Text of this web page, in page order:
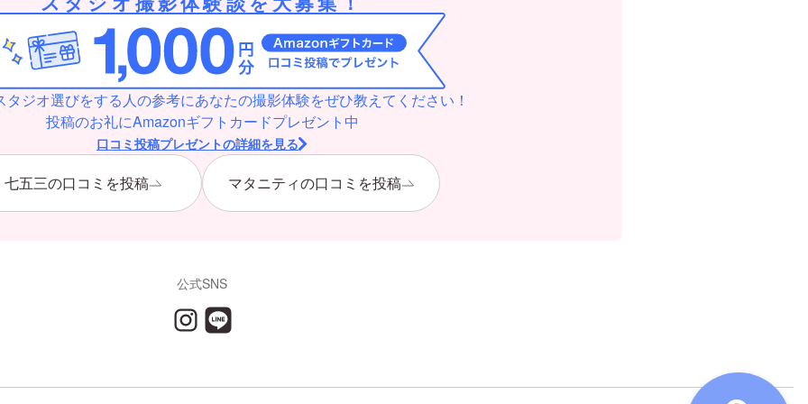
タジオ選びをする人の参考にあなたの撮影体験をぜひ教えてください！
投稿のお礼にAmazonギフトカードプレゼント中
口コミ投稿プレゼントの詳細を見る
七五三の口コミを投稿 マタニティの口コミを投稿
公式SNS